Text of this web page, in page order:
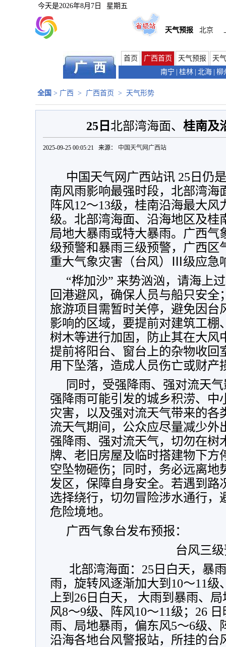
今天是2026年8月7日 星期五
天气预报 北京
首页 广西首页 天气预报
天
南宁
桂林 北海 柳
全国 > 广西 > 广西首页 > 天气形势
25日 北部湾海面、 桂南及
2025-09-25 00:05:21 来源： 中国天气网广西站
中国天气网广西站讯 25日仍
南风雨影响最强时段，北部湾海
阵风12～13级，桂南沿海最大风
级。北部湾海面、沿海地区及桂
局地大暴雨或特大暴雨。广西气
级预警和暴雨三级预警，广西区
重大气象灾害（台风）Ⅲ级应急
“桦加沙” 来势汹汹，请海上
回港避风，确保人员与船只安
旅游项目需暂时关停，避免因台
影响的区域，要提前对建筑工棚
树木等进行加固，防止其在大风
提前将阳台、窗台上的杂物收回
用下坠落，造成人员伤亡或财产
同时，受强降雨、强对流天
强降雨可能引发的城乡积涝、中
灾害，以及强对流天气带来的各
流天气期间，公众应尽量减少外
强降雨、强对流天气，切勿在树
牌、老旧房屋及临时搭建物下方
空坠物砸伤；同时，务必远离地
发区，保障自身安全。若遇到路
选择绕行，切勿冒险涉水通行，
危险境地。
广西气象台发布预报：
台风三
北部湾海面：25日白天，暴
雨，旋转风逐渐加大到10～11级
上到26日白天， 大雨到暴雨、
风8～9级、阵风10～11级；26
雨、局地暴雨，偏东风5～6级、
沿海各地台风警报站，所挂的台